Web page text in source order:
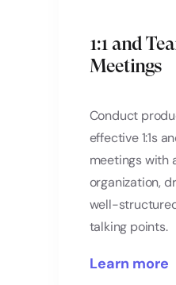
1:1 and
Meetings
Conduct
effective 1:1s
meetings with
organization,
well-
talking points.
Learn more